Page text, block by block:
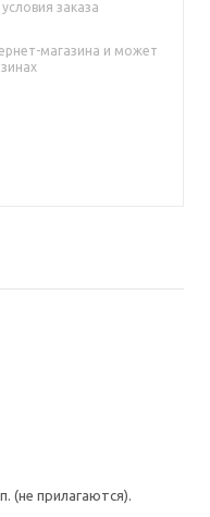
заказа
магазина и может
(не прилагаются).